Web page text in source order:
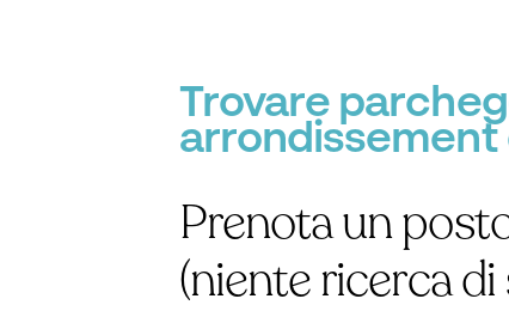
Trovare
arrondissement
Prenota un
(niente ricerca